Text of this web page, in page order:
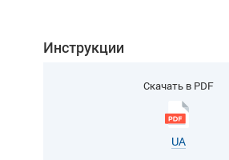
Инструкции
Скачать в PDF
UA